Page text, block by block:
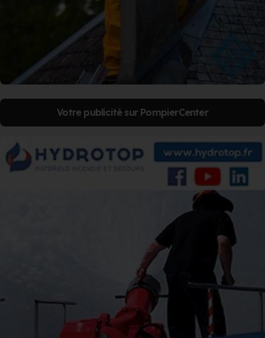
Votre publicité sur PompierCenter